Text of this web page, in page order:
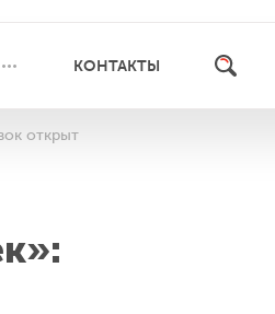
КОНТАКТЫ
открыт